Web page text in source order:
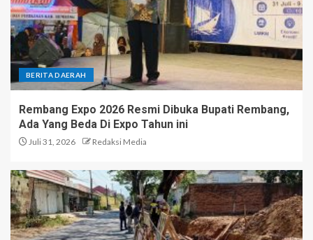
BERITA DAERAH
Rembang Expo 2026 Resmi Dibuka Bupati Rembang,
Ada Yang Beda Di Expo Tahun ini
Juli 31, 2026 Redaksi Media